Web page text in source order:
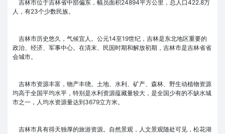
吉林市位于吉林省中部偏东，幅员面积24894平方公里，总人口422.8万
人，有23个少数民族。
吉林市历史悠久，气候宜人。公元14至19世纪，吉林是东北地区重要的
政治、经济、军事中心。在清末、民国时期和解放初期，吉林市是吉林省省
会城市。
吉林市资源丰富，物产丰绕。土地、水利、矿产、森林、野生动植物资源
均高于全国平均水平，特别是水利资源蕴藏量较大，是全国少有的不缺水城
市之一，人均水资源量达到3679立方米。
吉林市具有得天独厚的旅游资源。自然景观，人文景观随处可见，松花湖